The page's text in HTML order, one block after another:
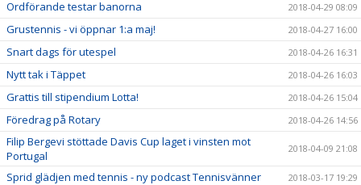
Ordförande testar banorna 2018-04-29 08:09
Grustennis - vi öppnar 1:a maj! 2018-04-27 16:00
Snart dags för utespel 2018-04-26 16:31
Nytt tak i Täppet 2018-04-26 16:03
Grattis till stipendium Lotta! 2018-04-26 15:04
Föredrag på Rotary 2018-04-26 14:56
Filip Bergevi stöttade Davis Cup laget i vinsten mot
Portugal
2018-04-09 21:08
Sprid glädjen med tennis - ny podcast Tennisvänner 2018-03-17 19:29